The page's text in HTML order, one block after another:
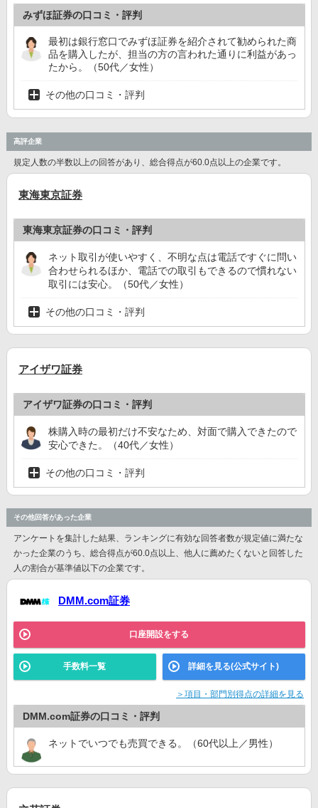
みずほ証券の口コミ・評判
最初は銀行窓口でみずほ証券を紹介されて勧められた商
品を購入したが、担当の方の言われた通りに利益があっ
たから。（50代／女性）
その他の口コミ・評判
高評企業
規定人数の半数以上の回答があり、総合得点が60.0点以上の企業です。
東海東京証券
東海東京証券の口コミ・評判
ネット取引が使いやすく、不明な点は電話ですぐに問い
合わせられるほか、電話での取引もできるので慣れない
取引には安心。（50代／女性）
その他の口コミ・評判
アイザワ証券
アイザワ証券の口コミ・評判
株購入時の最初だけ不安なため、対面で購入できたので
安心できた。（40代／女性）
その他の口コミ・評判
その他回答があった企業
アンケートを集計した結果、ランキングに有効な回答者数が規定値に満たな
かった企業のうち、総合得点が60.0点以上、他人に薦めたくないと回答した
人の割合が基準値以下の企業です。
DMM.com証券
口座開設をする
手数料一覧 詳細を見る(公式サイト)
＞項目・部門別得点の詳細を見る
DMM.com証券の口コミ・評判
ネットでいつでも売買できる。（60代以上／男性）